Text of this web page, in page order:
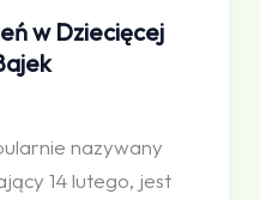
w Dziecięcej
nazywany
14 lutego, jest